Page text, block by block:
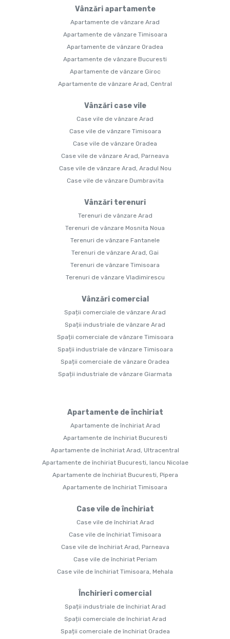
Vânzări apartamente
Apartamente de vânzare Arad
Apartamente de vânzare Timisoara
Apartamente de vânzare Oradea
Apartamente de vânzare Bucuresti
Apartamente de vânzare Giroc
Apartamente de vânzare Arad, Central
Vânzări case vile
Case vile de vânzare Arad
Case vile de vânzare Timisoara
Case vile de vânzare Oradea
Case vile de vânzare Arad, Parneava
Case vile de vânzare Arad, Aradul Nou
Case vile de vânzare Dumbravita
Vânzări terenuri
Terenuri de vânzare Arad
Terenuri de vânzare Mosnita Noua
Terenuri de vânzare Fantanele
Terenuri de vânzare Arad, Gai
Terenuri de vânzare Timisoara
Terenuri de vânzare Vladimirescu
Vânzări comercial
Spații comerciale de vânzare Arad
Spații industriale de vânzare Arad
Spații comerciale de vânzare Timisoara
Spații industriale de vânzare Timisoara
Spații comerciale de vânzare Oradea
Spații industriale de vânzare Giarmata
Apartamente de închiriat
Apartamente de închiriat Arad
Apartamente de închiriat Bucuresti
Apartamente de închiriat Arad, Ultracentral
Apartamente de închiriat Bucuresti, Iancu Nicolae
Apartamente de închiriat Bucuresti, Pipera
Apartamente de închiriat Timisoara
Case vile de închiriat
Case vile de închiriat Arad
Case vile de închiriat Timisoara
Case vile de închiriat Arad, Parneava
Case vile de închiriat Periam
Case vile de închiriat Timisoara, Mehala
Închirieri comercial
Spații industriale de închiriat Arad
Spații comerciale de închiriat Arad
Spații comerciale de închiriat Oradea